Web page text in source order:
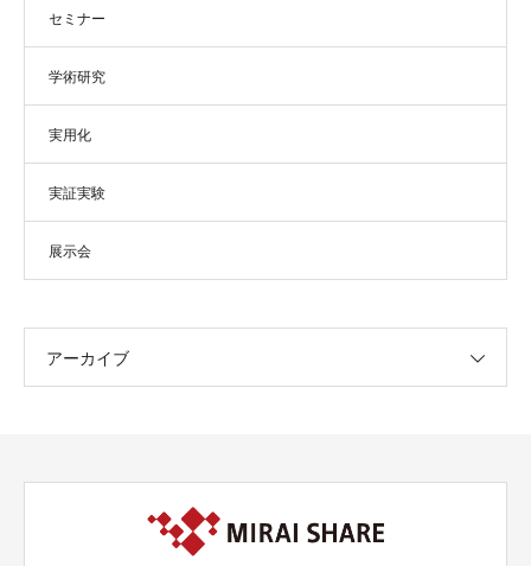
セミナー
学術研究
実用化
実証実験
展示会
アーカイブ